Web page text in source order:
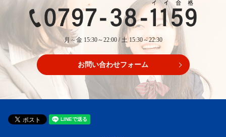
月～金 15:30～22:00 / 土 15:30～22:30
お問い合わせフォーム